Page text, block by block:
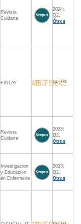
Revista
Cuidarte
2024:
Q2,
Otros
FINLAY S/C***
Revista
Cuidarte
2023:
Q2,
Otros
Investigacion
y Educacion
en Enfermeria
2023:
Q2,
Otros